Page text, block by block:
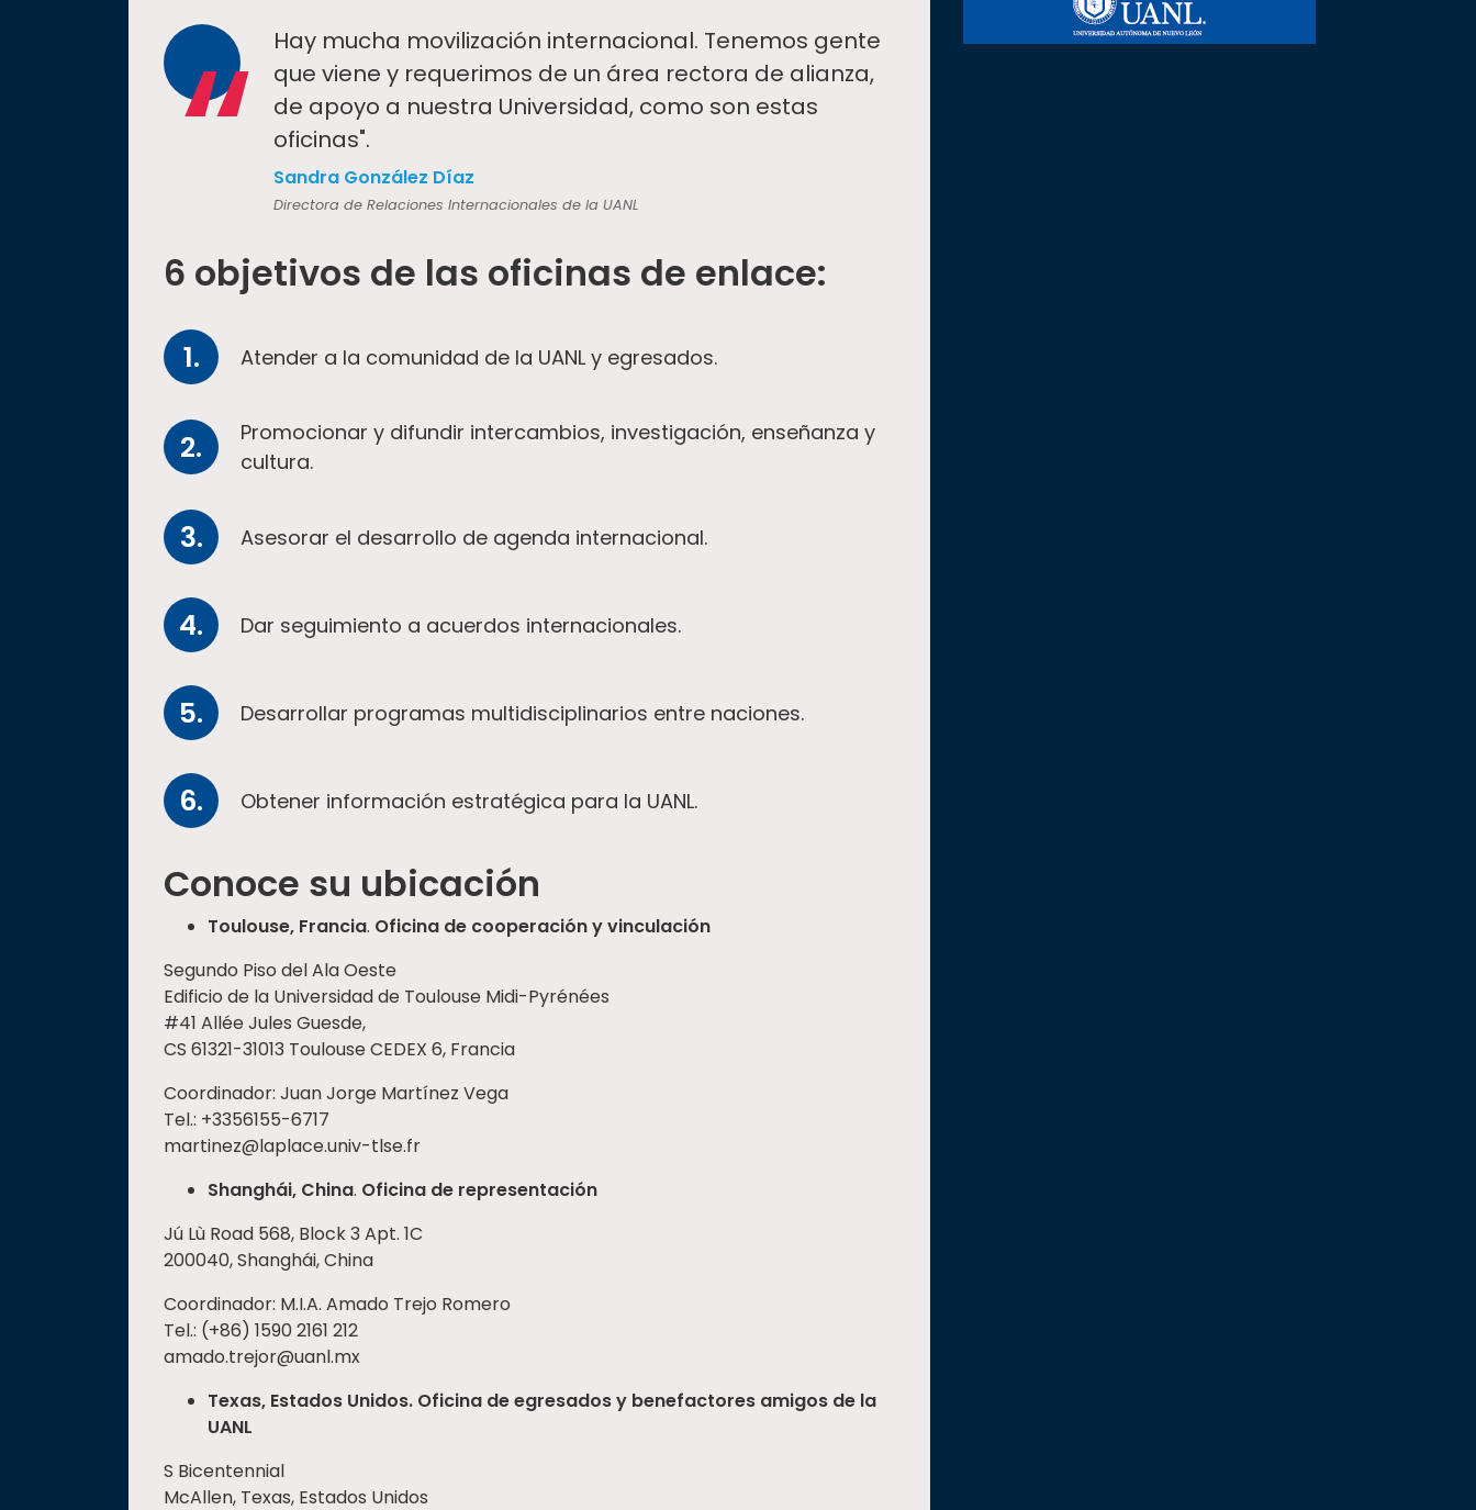
“
Hay mucha movilización internacional. Tenemos gente
que viene y requerimos de un área rectora de alianza,
de apoyo a nuestra Universidad, como son estas
oficinas".
Sandra González Díaz
Directora de Relaciones Internacionales de la UANL
6 objetivos de las oficinas de enlace:
Atender a la comunidad de la UANL y egresados.
Promocionar y difundir intercambios, investigación, enseñanza y
cultura.
Asesorar el desarrollo de agenda internacional.
Dar seguimiento a acuerdos internacionales.
Desarrollar programas multidisciplinarios entre naciones.
Obtener información estratégica para la UANL.
Conoce su ubicación
Toulouse, Francia. Oficina de cooperación y vinculación
Segundo Piso del Ala Oeste
Edificio de la Universidad de Toulouse Midi-Pyrénées
#41 Allée Jules Guesde,
CS 61321-31013 Toulouse CEDEX 6, Francia
Coordinador: Juan Jorge Martínez Vega
Tel.: +3356155-6717
martinez@laplace.univ-tlse.fr
Shanghái, China. Oficina de representación
Jú Lù Road 568, Block 3 Apt. 1C
200040, Shanghái, China
Coordinador: M.I.A. Amado Trejo Romero
Tel.: (+86) 1590 2161 212
amado.trejor@uanl.mx
Texas, Estados Unidos. Oficina de egresados y benefactores amigos de la
UANL
S Bicentennial
McAllen, Texas, Estados Unidos